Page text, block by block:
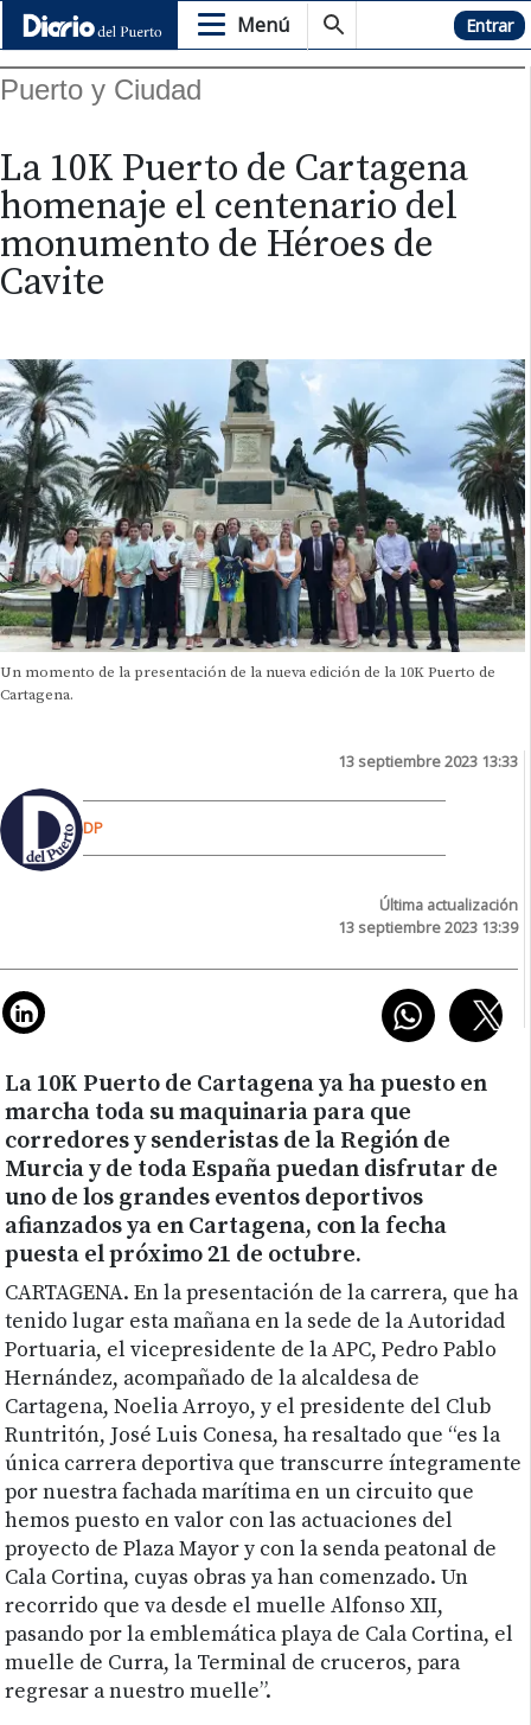
Menú Hemeroteca Entrar
Puerto y Ciudad
La 10K Puerto de Cartagena
homenaje el centenario del
monumento de Héroes de
Cavite
Un momento de la presentación de la nueva edición de la 10K Puerto de
Cartagena.
13 septiembre 2023 13:33
DP
Última actualización
13 septiembre 2023 13:39
La 10K Puerto de Cartagena ya ha puesto en
marcha toda su maquinaria para que
corredores y senderistas de la Región de
Murcia y de toda España puedan disfrutar de
uno de los grandes eventos deportivos
afianzados ya en Cartagena, con la fecha
puesta el próximo 21 de octubre.
CARTAGENA. En la presentación de la carrera, que ha
tenido lugar esta mañana en la sede de la Autoridad
Portuaria, el vicepresidente de la APC, Pedro Pablo
Hernández, acompañado de la alcaldesa de
Cartagena, Noelia Arroyo, y el presidente del Club
Runtritón, José Luis Conesa, ha resaltado que “es la
única carrera deportiva que transcurre íntegramente
por nuestra fachada marítima en un circuito que
hemos puesto en valor con las actuaciones del
proyecto de Plaza Mayor y con la senda peatonal de
Cala Cortina, cuyas obras ya han comenzado. Un
recorrido que va desde el muelle Alfonso XII,
pasando por la emblemática playa de Cala Cortina, el
muelle de Curra, la Terminal de cruceros, para
regresar a nuestro muelle”.